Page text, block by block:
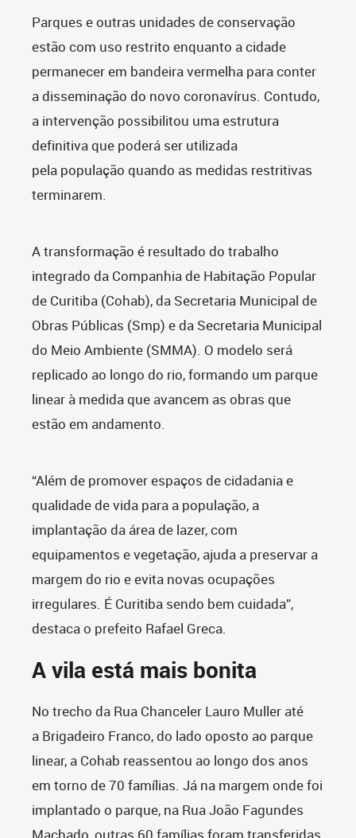
Parques e outras unidades de conservação
estão com uso restrito enquanto a cidade
permanecer em bandeira vermelha para conter
a disseminação do novo coronavírus. Contudo,
a intervenção possibilitou uma estrutura
definitiva que poderá ser utilizada
pela população quando as medidas restritivas
terminarem.
A transformação é resultado do trabalho
integrado da Companhia de Habitação Popular
de Curitiba (Cohab), da Secretaria Municipal de
Obras Públicas (Smp) e da Secretaria Municipal
do Meio Ambiente (SMMA). O modelo será
replicado ao longo do rio, formando um parque
linear à medida que avancem as obras que
estão em andamento.
“Além de promover espaços de cidadania e
qualidade de vida para a população, a
implantação da área de lazer, com
equipamentos e vegetação, ajuda a preservar a
margem do rio e evita novas ocupações
irregulares. É Curitiba sendo bem cuidada”,
destaca o prefeito Rafael Greca.
A vila está mais bonita
No trecho da Rua Chanceler Lauro Muller até
a Brigadeiro Franco, do lado oposto ao parque
linear, a Cohab reassentou ao longo dos anos
em torno de 70 famílias. Já na margem onde foi
implantado o parque, na Rua João Fagundes